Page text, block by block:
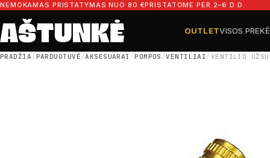
Pereiti prie turinio
NEMOKAMAS PRISTATYMAS NUO 80 €PRISTATOME PER 2–6 D.D.
OUTLETVISOS
Ieškoti dalių
Ieškoti
PRADŽIA/PARDUOTUVĖ/AKSESUARAI /POMPOS /VENTILIAI /VENTILIO